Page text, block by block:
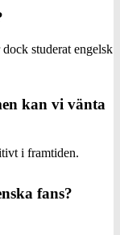
studerat engelsk
kan vi vänta
i framtiden.
fans?